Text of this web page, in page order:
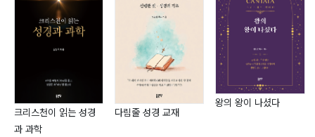
크리스천이 읽는 성경
과 과학
다림줄 성경 교재
왕의 왕이 나셨다